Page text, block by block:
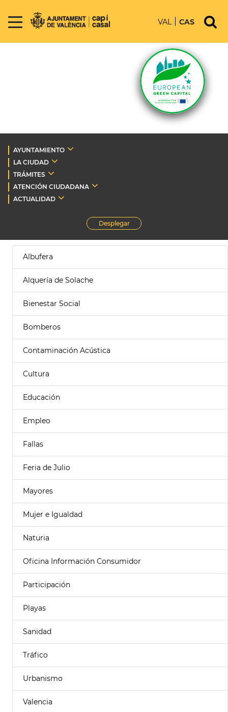
VAL CAS
AYUNTAMIENTO
LA CIUDAD
TRÁMITES
ATENCIÓN CIUDADANA
ACTUALIDAD
Desplegar
Albufera
Alquería de Solache
Bienestar Social
Bomberos
Contaminación Acústica
Cultura
Educación
Empleo
Fallas
Feria de Julio
Mayores
Mujer e Igualdad
Naturia
Oficina Información Consumidor
Participación
Playas
Sanidad
Tráfico
Urbanismo
Valencia